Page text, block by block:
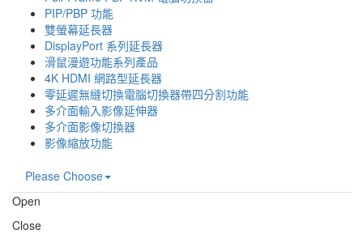
PIP/PBP 功能
雙螢幕延長器
DisplayPort 系列延長器
滑鼠漫遊功能系列產品
4K HDMI 網路型延長器
零延遲無縫切換電腦切換器帶四分割功能
多介面輸入影像延伸器
多介面影像切換器
影像縮放功能
Please Choose
Open
Close